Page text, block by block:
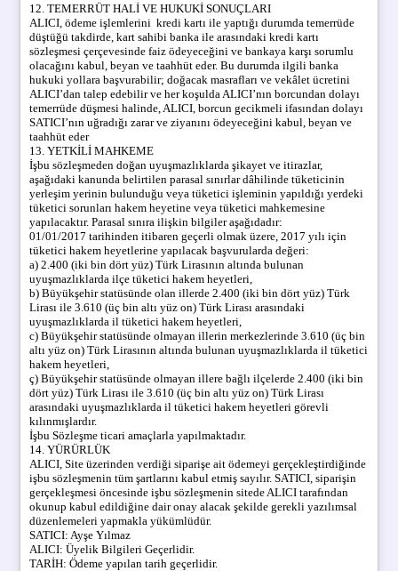
12. TEMERRÜT HALİ VE HUKUKİ SONUÇLARI
ALICI, ödeme işlemlerini kredi kartı ile yaptığı durumda temerrüde
düştüğü takdirde, kart sahibi banka ile arasındaki kredi kartı
sözleşmesi çerçevesinde faiz ödeyeceğini ve bankaya karşı sorumlu
olacağını kabul, beyan ve taahhüt eder. Bu durumda ilgili banka
hukuki yollara başvurabilir; doğacak masrafları ve vekâlet ücretini
ALICI’dan talep edebilir ve her koşulda ALICI’nın borcundan dolayı
temerrüde düşmesi halinde, ALICI, borcun gecikmeli ifasından dolayı
SATICI’nın uğradığı zarar ve ziyanını ödeyeceğini kabul, beyan ve
taahhüt eder
13. YETKİLİ MAHKEME
İşbu sözleşmeden doğan uyuşmazlıklarda şikayet ve itirazlar,
aşağıdaki kanunda belirtilen parasal sınırlar dâhilinde tüketicinin
yerleşim yerinin bulunduğu veya tüketici işleminin yapıldığı yerdeki
tüketici sorunları hakem heyetine veya tüketici mahkemesine
yapılacaktır. Parasal sınıra ilişkin bilgiler aşağıdadır:
01/01/2017 tarihinden itibaren geçerli olmak üzere, 2017 yılı için
tüketici hakem heyetlerine yapılacak başvurularda değeri:
a) 2.400 (iki bin dört yüz) Türk Lirasının altında bulunan
uyuşmazlıklarda ilçe tüketici hakem heyetleri,
b) Büyükşehir statüsünde olan illerde 2.400 (iki bin dört yüz) Türk
Lirası ile 3.610 (üç bin altı yüz on) Türk Lirası arasındaki
uyuşmazlıklarda il tüketici hakem heyetleri,
c) Büyükşehir statüsünde olmayan illerin merkezlerinde 3.610 (üç bin
altı yüz on) Türk Lirasının altında bulunan uyuşmazlıklarda il tüketici
hakem heyetleri,
ç) Büyükşehir statüsünde olmayan illere bağlı ilçelerde 2.400 (iki bin
dört yüz) Türk Lirası ile 3.610 (üç bin altı yüz on) Türk Lirası
arasındaki uyuşmazlıklarda il tüketici hakem heyetleri görevli
kılınmışlardır.
İşbu Sözleşme ticari amaçlarla yapılmaktadır.
14. YÜRÜRLÜK
ALICI, Site üzerinden verdiği siparişe ait ödemeyi gerçekleştirdiğinde
işbu sözleşmenin tüm şartlarını kabul etmiş sayılır. SATICI, siparişin
gerçekleşmesi öncesinde işbu sözleşmenin sitede ALICI tarafından
okunup kabul edildiğine dair onay alacak şekilde gerekli yazılımsal
düzenlemeleri yapmakla yükümlüdür.
SATICI: Ayşe Yılmaz
ALICI: Üyelik Bilgileri Geçerlidir.
TARİH: Ödeme yapılan tarih geçerlidir.